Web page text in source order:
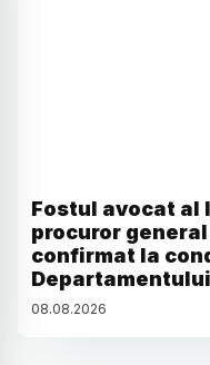
Fostul avocat al
procuror general
confirmat la
08.08.2026